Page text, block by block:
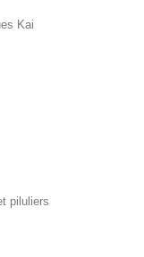
Kai
piluliers